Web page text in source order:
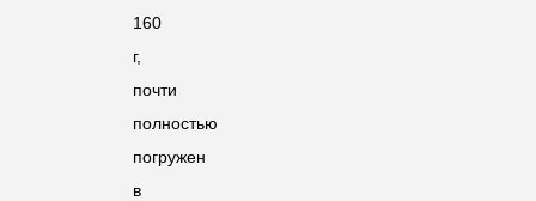
160
г,
почти
полностью
погружен
в